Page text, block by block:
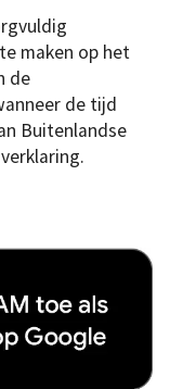
maken op het
de
de tijd
Buitenlandse